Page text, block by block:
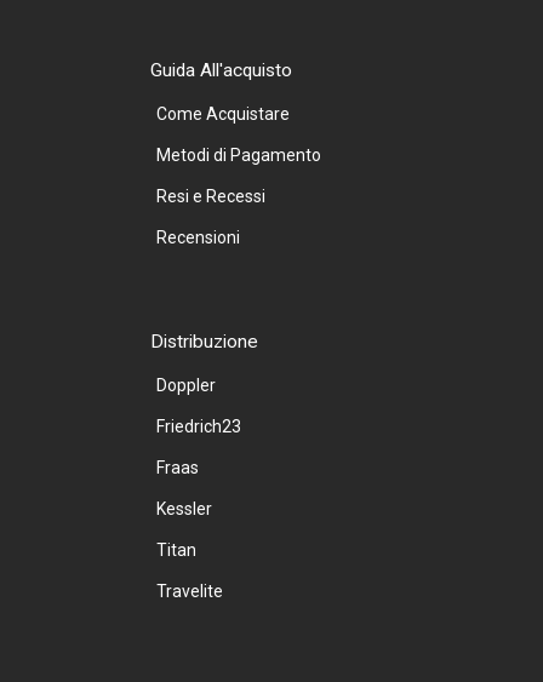
Guida All'acquisto
Come Acquistare
Metodi di Pagamento
Resi e Recessi
Recensioni
Distribuzione
Doppler
Friedrich23
Fraas
Kessler
Titan
Travelite